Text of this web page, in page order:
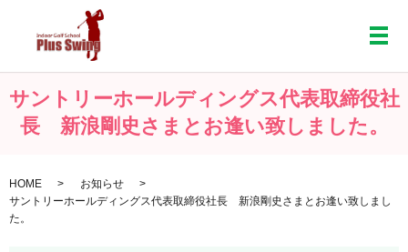
メ
サントリーホールディングス代表取締役社
長 新浪剛史さまとお逢い致しました。
HOME
お知らせ
サントリーホールディングス代表取締役社長 新浪剛史さまとお逢い致しまし
た。